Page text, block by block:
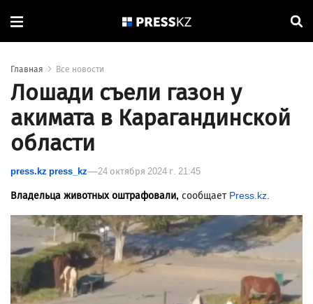
Главная Все новости
Лошади съели газон у
акимата в Карагандинской
области
press.kz press_kz 24 октября 2024 г. 21:45
Владельца животных оштрафовали, сообщает Press.kz.